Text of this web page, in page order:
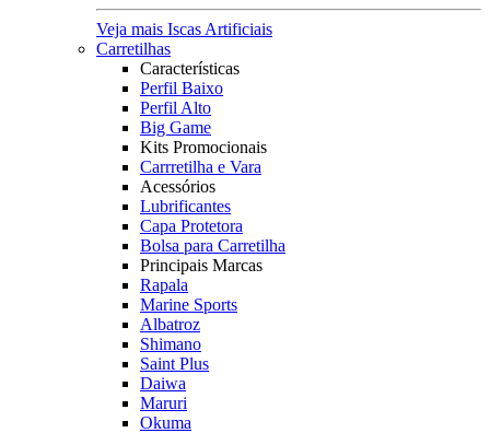
Veja mais Iscas Artificiais
Carretilhas
Características
Perfil Baixo
Perfil Alto
Big Game
Kits Promocionais
Carrretilha e Vara
Acessórios
Lubrificantes
Capa Protetora
Bolsa para Carretilha
Principais Marcas
Rapala
Marine Sports
Albatroz
Shimano
Saint Plus
Daiwa
Maruri
Okuma